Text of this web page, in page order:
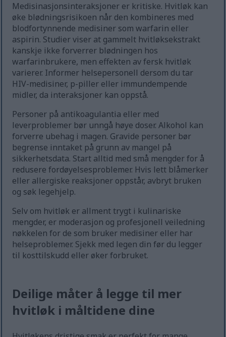
Medisinasjonsinteraksjoner er kritiske. Hvitløk kan
øke blødningsrisikoen når den kombineres med
blodfortynnende medisiner som warfarin eller
aspirin. Studier viser at gammelt hvitløksekstrakt
kanskje ikke forverrer blødningen hos
warfarinbrukere, men effekten av fersk hvitløk
varierer. Informer helsepersonell dersom du tar
HIV-medisiner, p-piller eller immundempende
midler, da interaksjoner kan oppstå.
Personer på antikoagulantia eller med
leverproblemer bør unngå høye doser. Alkohol kan
forverre ubehag i magen. Gravide personer bør
begrense inntaket på grunn av mangel på
sikkerhetsdata. Start alltid med små mengder for å
redusere fordøyelsesproblemer. Hvis lett blåmerker
eller allergiske reaksjoner oppstår, avbryt bruken
og søk legehjelp.
Selv om hvitløk er allment trygt i kulinariske
mengder, er moderasjon og profesjonell veiledning
nøkkelen for de som bruker medisiner eller har
helseproblemer. Sjekk med legen din før du legger
til kosttilskudd eller øker forbruket.
Deilige måter å legge til mer
hvitløk i måltidene dine